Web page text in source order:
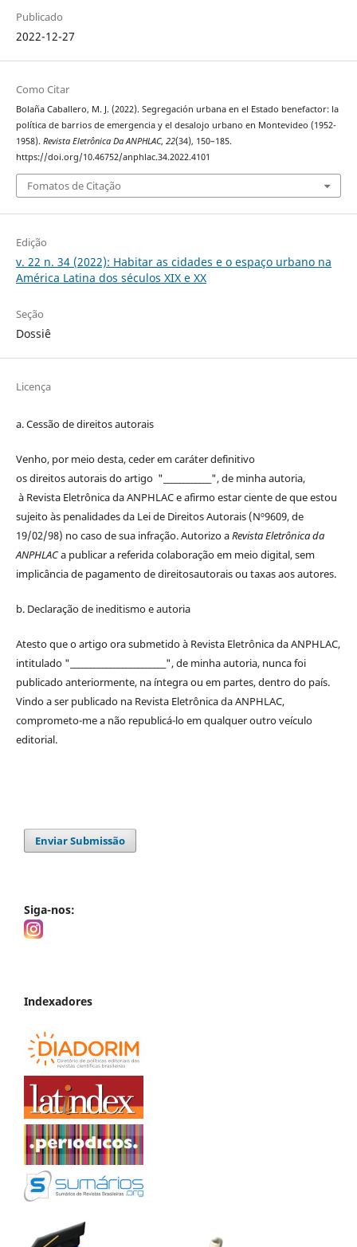
Publicado
2022-12-27
Como Citar
Bolaña Caballero, M. J. (2022). Segregación urbana en el Estado benefactor: la
política de barrios de emergencia y el desalojo urbano en Montevideo (1952-
1958). Revista Eletrônica Da ANPHLAC, 22(34), 150–185.
https://doi.org/10.46752/anphlac.34.2022.4101
Fomatos de Citação
Edição
v. 22 n. 34 (2022): Habitar as cidades e o espaço urbano na
América Latina dos séculos XIX e XX
Seção
Dossiê
Licença
a. Cessão dedireitosautorais
Venho, por meio desta, ceder em caráter definitivo
osdireitosautoraisdo artigo "____________", de minha autoria,
à Revista Eletrônica da ANPHLACe afirmo estar ciente de que estou
sujeito às penalidades da Lei de DireitosAutorais(Nº9609, de
19/02/98) no caso de sua infração. Autorizo aRevista Eletrônica da
ANPHLACa publicar a referida colaboração em meio digital, sem
implicância de pagamento dedireitosautoraisou taxas aos autores.
b. Declaração de ineditismo e autoria
Atesto que o artigo ora submetido à Revista Eletrônica da ANPHLAC,
intitulado "________________________", de minha autoria, nunca foi
publicado anteriormente, na íntegra ou em partes, dentrodo país.
Vindo a ser publicado na Revista Eletrônica da ANPHLAC,
comprometo-me a não republicá-lo em qualquer outro veículo
editorial.
Enviar Submissão
Siga-nos:
Indexadores